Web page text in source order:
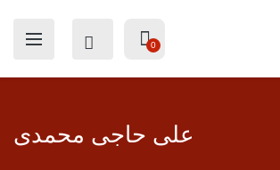
0
علی حاجی محمدی